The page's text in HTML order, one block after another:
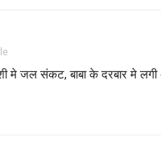
मे जल संकट, बाबा के दरबार मे लगी